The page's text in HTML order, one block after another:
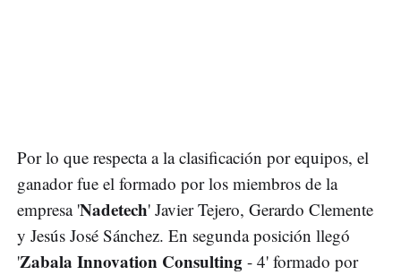
Por lo que respecta a la clasificación por equipos, el
ganador fue el formado por los miembros de la
empresa 'Nadetech' Javier Tejero, Gerardo Clemente
y Jesús José Sánchez. En segunda posición llegó
'Zabala Innovation Consulting - 4' formado por